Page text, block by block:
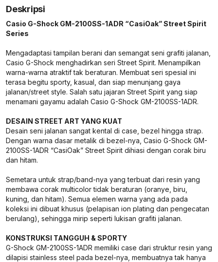
Deskripsi
Casio G-Shock GM-2100SS-1ADR “CasiOak” Street Spirit
Series
Mengadaptasi tampilan berani dan semangat seni grafiti jalanan,
Casio G-Shock menghadirkan seri Street Spirit. Menampilkan
warna-warna atraktif tak beraturan. Membuat seri spesial ini
terasa begitu sporty, kasual, dan siap menunjang gaya
jalanan/street style. Salah satu jajaran Street Spirit yang siap
menamani gayamu adalah Casio G-Shock GM-2100SS-1ADR.
DESAIN STREET ART YANG KUAT
Desain seni jalanan sangat kental di case, bezel hingga strap.
Dengan warna dasar metalik di bezel-nya, Casio G-Shock GM-
2100SS-1ADR “CasiOak” Street Spirit dihiasi dengan corak biru
dan hitam.
Semetara untuk strap/band-nya yang terbuat dari resin yang
membawa corak multicolor tidak beraturan (oranye, biru,
kuning, dan hitam). Semua elemen warna yang ada pada
koleksi ini dibuat khusus (pelapisan ion plating dan pengecatan
berulang), sehingga mirip seperti lukisan grafiti jalanan.
KONSTRUKSI TANGGUH & SPORTY
G-Shock GM-2100SS-1ADR memiliki case dari struktur resin yang
dilapisi stainless steel pada bezel-nya, membuatnya tak hanya